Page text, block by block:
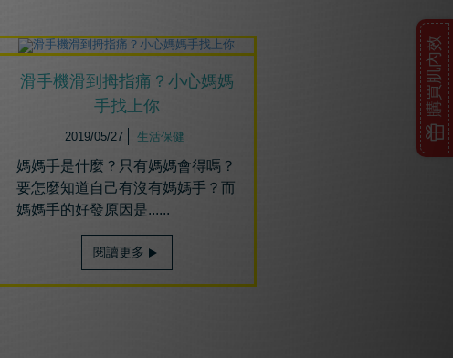
滑手機滑到拇指痛？小心媽媽
手找上你
2019/05/27 生活保健
媽媽手是什麼？只有媽媽會得嗎？
要怎麼知道自己有沒有媽媽手？而
媽媽手的好發原因是......
閱讀更多
購買肌內效